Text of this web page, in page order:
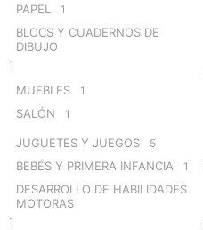
PAPEL 1
BLOCS Y CUADERNOS DE
DIBUJO
1
MUEBLES 1
SALÓN 1
JUGUETES Y JUEGOS 5
BEBÉS Y PRIMERA INFANCIA 1
DESARROLLO DE HABILIDADES
MOTORAS
1